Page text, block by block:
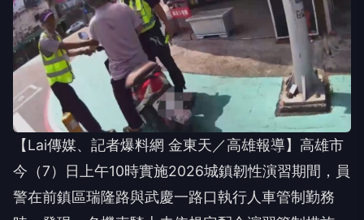
【Lai傳媒、記者爆料網 金東天／高雄報導】高雄市
今（7）日上午10時實施2026城鎮韌性演習期間，員
警在前鎮區瑞隆路與武慶一路口執行人車管制勤務